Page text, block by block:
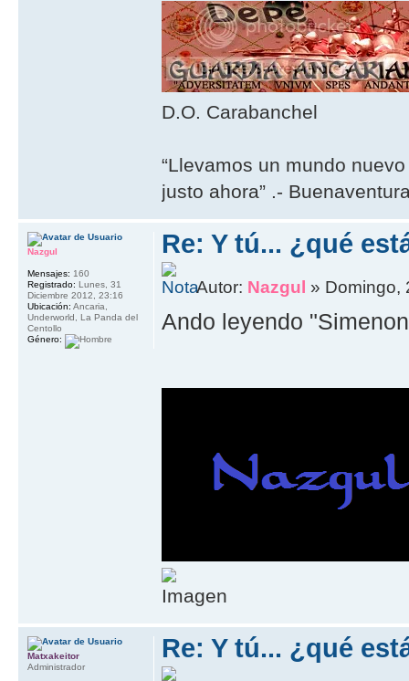
D.O. Carabanchel
“Llevamos un mundo
justo ahora” .-
Re: Y tú... ¿qué
Autor: Nazgul » Domingo,
Ando leyendo
Nazgul
Mensajes: 160
Registrado: Lunes, 31
Diciembre 2012, 23:16
Ubicación: Ancaria,
Underworld, La Panda del
Centollo
Género:
Re: Y tú... ¿qué
Matxakeitor
Administrador